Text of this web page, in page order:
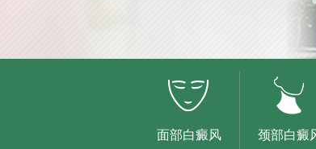
面部白癜风 颈部白癜